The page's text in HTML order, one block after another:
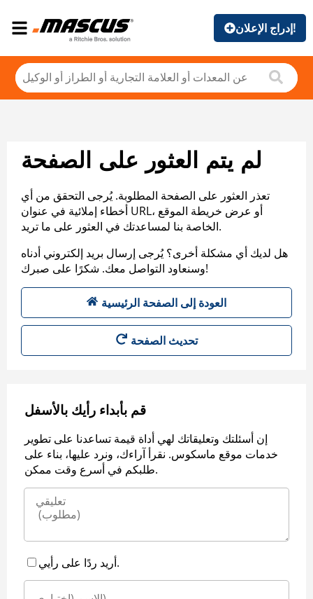
إدراج الإعلان!
لم يتم العثور على الصفحة
تعذر العثور على الصفحة المطلوبة. يُرجى التحقق من أي
أخطاء إملائية في عنوان URL، أو عرض خريطة الموقع
الخاصة بنا لمساعدتك في العثور على ما تريد.
هل لديك أي مشكلة أخرى؟ يُرجى إرسال بريد إلكتروني أدناه
وسنعاود التواصل معك. شكرًا على صبرك!
العودة إلى الصفحة الرئيسية
تحديث الصفحة
قم بأبداء رأيك بالأسفل
إن أسئلتك وتعليقاتك لهي أداة قيمة تساعدنا على تطوير
خدمات موقع ماسكوس. نقرأ آراءك، ونرد عليها، بناء على
طلبكم في أسرع وقت ممكن.
أريد ردًا على رأيي.